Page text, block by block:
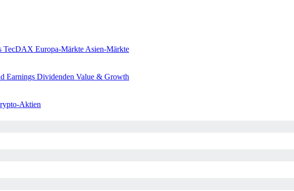
TecDAX Europa-Märkte Asien-Märkte
Earnings Dividenden Value & Growth
Aktien